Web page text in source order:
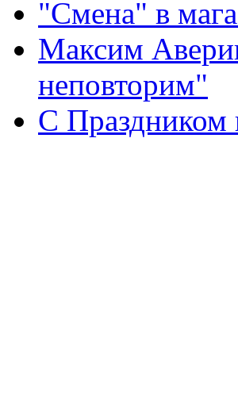
"Смена" в
Максим
неповторим"
С Праздником